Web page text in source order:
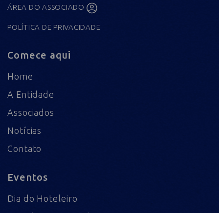
ÁREA DO ASSOCIADO
POLÍTICA DE PRIVACIDADE
Comece aqui
Home
A Entidade
Associados
Notícias
Contato
Eventos
Dia do Hoteleiro